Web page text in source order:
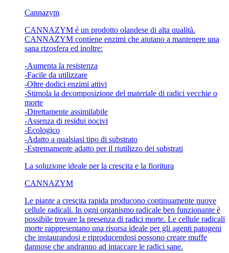
Cannazym
CANNAZYM é un prodotto olandese di alta qualità.
CANNAZYM contiene enzimi che aiutano a mantenere una
sana rizosfera ed inoltre:
-Aumenta la resistenza
-Facile da utilizzare
-Oltre dodici enzimi attivi
-Stimola la decomposizione del materiale di radici vecchie o
morte
-Direttamente assimilabile
-Assenza di residui nocivi
-Ecologico
-Adatto a qualsiasi tipo di substrato
-Estremamente adatto per il riutilizzo dei substrati
La soluzione ideale per la crescita e la fioritura
CANNAZYM
Le piante a crescita rapida producono continuamente nuove
cellule radicali. In ogni organismo radicale ben funzionante è
possibile trovare la presenza di radici morte. Le cellule radicali
morte rappresentano una risorsa ideale per gli agenti patogeni
che instaurandosi e riproducendosi possono creare muffe
dannose che andranno ad intaccare le radici sane.